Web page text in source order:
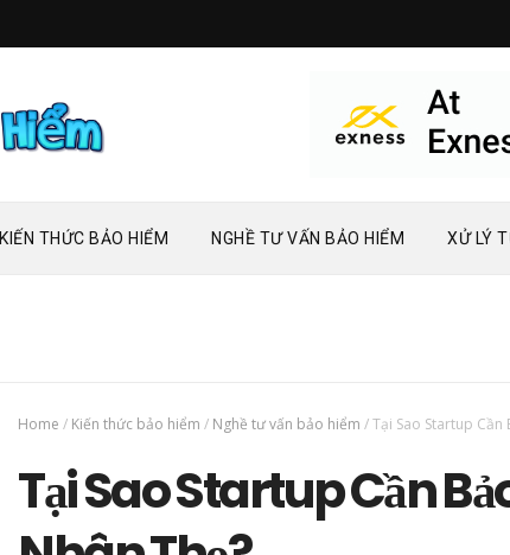
KIẾN THỨC BẢO HIỂM NGHỀ TƯ VẤN BẢO HIỂM XỬ LÝ
Home / Kiến thức bảo hiểm / Nghề tư vấn bảo hiểm /Tại Sao Startup Cần
Tại Sao Startup Cần